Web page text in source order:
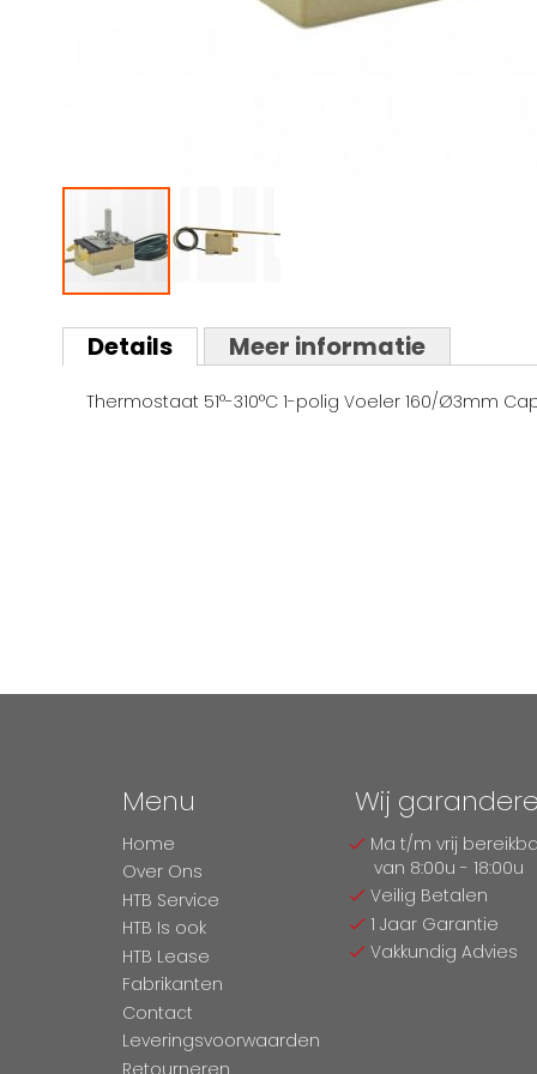
naar
het
van
Details
Thermostaat 51°-310°C 1-polig Voeler 160/Ø3mm
Meer informatie
Menu
Home
Over Ons
HTB Service
HTB Is ook
HTB Lease
Fabrikanten
Contact
Leveringsvoorwaarden
Retourneren
Wij
Ma t/m vrij
van 8:00u - 18:00u
Veilig Betalen
1 Jaar Garantie
Vakkundig Advies